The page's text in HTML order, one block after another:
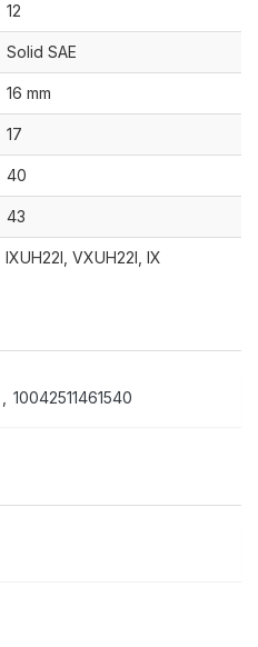
12
Solid SAE
16 mm
17
40
43
IXUH22I, VXUH22I, IX
10042511461540